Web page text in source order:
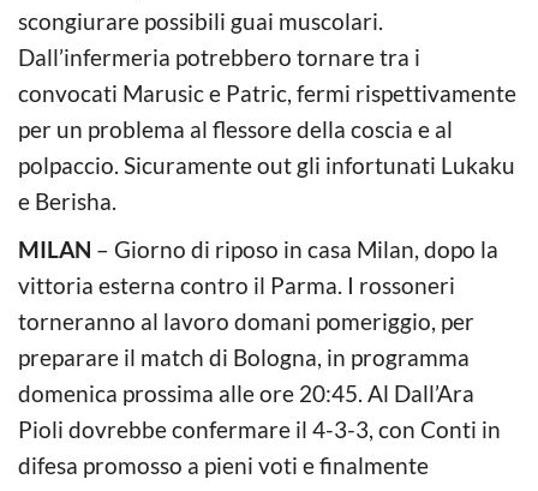
scongiurare possibili guai muscolari.
Dall’infermeria potrebbero tornare tra i
convocati Marusic e Patric, fermi rispettivamente
per un problema al flessore della coscia e al
polpaccio. Sicuramente out gli infortunati Lukaku
e Berisha.
MILAN – Giorno di riposo in casa Milan, dopo la
vittoria esterna contro il Parma. I rossoneri
torneranno al lavoro domani pomeriggio, per
preparare il match di Bologna, in programma
domenica prossima alle ore 20:45. Al Dall’Ara
Pioli dovrebbe confermare il 4-3-3, con Conti in
difesa promosso a pieni voti e finalmente